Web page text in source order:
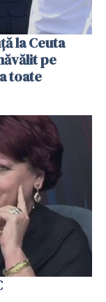
la Ceuta
pe
toate